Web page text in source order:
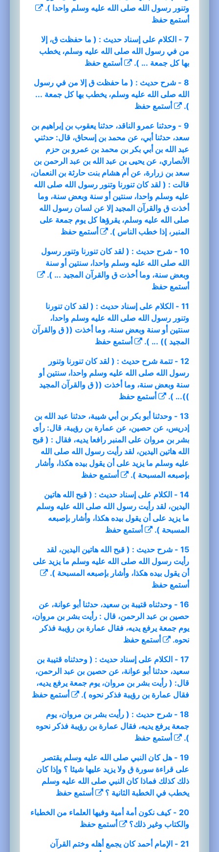
وتنور رسول الله صلى الله عليه وسلم واحدا ).
أستمع حفظ
7 - الكلام على إسناد حديث : ( ما حفظت ق، إلا
من في رسول الله صلى الله عليه وسلم، يخطب
بها كل جمعة ... ).
أستمع حفظ
8 - شرح حديث : ( ما حفظت ق إلا من في رسول
الله صلى الله عليه وسلم، يخطب بها كل جمعة ...
).
أستمع حفظ
9 - وحدثنا عمرو الناقد، حدثنا يعقوب بن إبراهيم بن
سعد، حدثنا أبي، عن محمد بن إسحاق، قال: حدثني
عبد الله بن أبي بكر بن محمد بن عمرو بن حزم
الأنصاري، عن يحيى بن عبد الله بن عبد الرحمن بن
سعد بن زرارة، عن أم هشام بنت حارثة بن النعمان،
قالت : ( لقد كان تنورنا وتنور رسول الله صلى الله
عليه وسلم واحدا، سنتين أو سنة وبعض سنة، وما
أخذت ق والقرآن المجيد إلا عن لسان رسول الله
صلى الله عليه وسلم، يقرؤها كل يوم جمعة على
المنبر، إذا خطب الناس ).
أستمع حفظ
10 - شرح حديث : ( لقد كان تنورنا وتنور رسول
الله صلى الله عليه وسلم واحدا، سنتين أو سنة
وبعض سنة، وما أخذت ق والقرآن المجيد ... ).
أستمع حفظ
11 - الكلام على إسناد حديث : ( لقد كان تنورنا
وتنور رسول الله صلى الله عليه وسلم واحدا،
سنتين أو سنة وبعض سنة، وما أخذت (( ق والقرآن
المجيد )) ... ).
أستمع حفظ
12 - تتمة شرح حديث : ( لقد كان تنورنا وتنور
رسول الله صلى الله عليه وسلم واحدا، سنتين أو
سنة وبعض سنة، وما أخذت (( ق والقرآن المجيد
))... ).
أستمع حفظ
13 - وحدثنا أبو بكر بن أبي شيبة، حدثنا عبد الله بن
إدريس، عن حصين، عن عمارة بن رؤيبة، قال: رأى
بشر بن مروان على المنبر رافعا يديه، فقال : ( قبح
الله هاتين اليدين، لقد رأيت رسول الله صلى الله
عليه وسلم ما يزيد على أن يقول بيده هكذا، وأشار
بإصبعه المسبحة ).
أستمع حفظ
14 - الكلام على إسناد حديث : ( قبح الله هاتين
اليدين، لقد رأيت رسول الله صلى الله عليه وسلم
ما يزيد على أن يقول بيده هكذا، وأشار بإصبعه
المسبحة ).
أستمع حفظ
15 - شرح حديث : ( قبح الله هاتين اليدين، لقد
رأيت رسول الله صلى الله عليه وسلم ما يزيد على
أن يقول بيده هكذا، وأشار بإصبعه المسبحة ).
أستمع حفظ
16 - وحدثناه قتيبة بن سعيد، حدثنا أبو عوانة، عن
حصين بن عبد الرحمن، قال : رأيت بشر بن مروان،
يوم جمعة يرفع يديه، فقال عمارة بن رؤيبة فذكر
نحوه.
أستمع حفظ
17 - الكلام على إسناد حديث : ( وحدثناه قتيبة بن
سعيد، حدثنا أبو عوانة، عن حصين بن عبد الرحمن،
قال: ( رأيت بشر بن مروان، يوم جمعة يرفع يديه،
فقال عمارة بن رؤيبة فذكر نحوه ).
أستمع حفظ
18 - شرح حديث : ( رأيت بشر بن مروان، يوم
جمعة يرفع يديه، فقال عمارة بن رؤيبة فذكر نحوه
).
أستمع حفظ
19 - هل كان النبي صلى الله عليه وسلم يقتصر
على قراءة سورة ق ولا يزيد عليها شيئا ؟ وإذا كان
ذلك كذلك فماذا كان النبي صلى الله عليه وسلم
يخطب في الخطبة الثانية ؟
أستمع حفظ
20 - كيف نكون أمة أمية وفيها العلماء من الخطباء
والكتاب وغير ذلك؟
أستمع حفظ
21 - الإمام أحمد كان يجمع أهله وختم القرآن